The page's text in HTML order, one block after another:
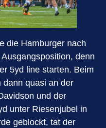
die Hamburger nach
denn
5yd line starten. Beim
dann quasi an der
und der
unter Riesenjubel in
geblockt, tat der